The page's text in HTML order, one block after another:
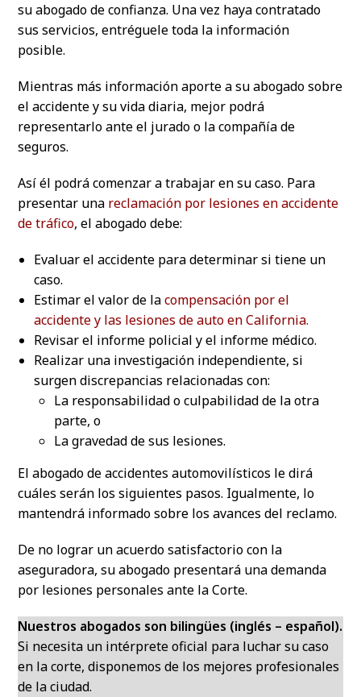
su abogado de confianza. Una vez haya contratado
sus servicios, entréguele toda la información
posible.
Mientras más información aporte a su abogado sobre
el accidente y su vida diaria, mejor podrá
representarlo ante el jurado o la compañía de
seguros.
Así él podrá comenzar a trabajar en su caso. Para
presentar una reclamación por lesiones en accidente
de tráfico, el abogado debe:
Evaluar el accidente para determinar si tiene un
caso.
Estimar el valor de lacompensación por el
accidente y las lesiones de auto en California.
Revisar el informe policial y el informe médico.
Realizar una investigación independiente, si
surgen discrepancias relacionadas con:
La responsabilidad o culpabilidad de la otra
parte, o
La gravedad de sus lesiones.
El abogado de accidentes automovilísticos le dirá
cuáles serán los siguientes pasos. Igualmente, lo
mantendrá informado sobre los avances del reclamo.
De no lograr un acuerdo satisfactorio con la
aseguradora, su abogado presentará una demanda
por lesiones personales ante la Corte.
Nuestros abogados son bilingües (inglés – español).
Si necesita un intérprete oficial para luchar su caso
en la corte, disponemos de los mejores profesionales
de la ciudad.